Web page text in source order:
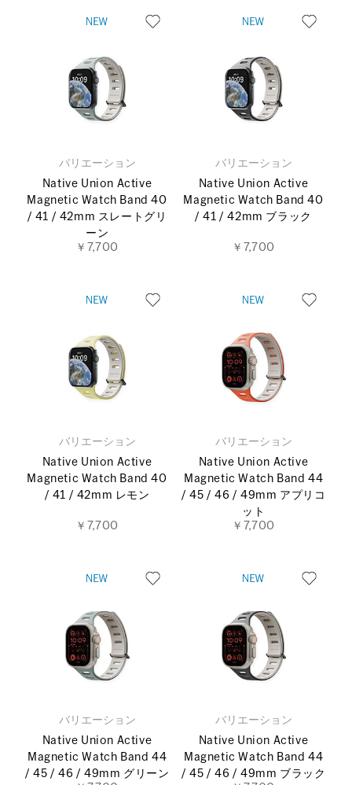
バリエーション
Native Union Active
Magnetic Watch Band 40
/ 41 / 42mm スレートグリ
ーン
￥7,700
バリエーション
Native Union Active
Magnetic Watch Band 40
/ 41 / 42mm ブラック
￥7,700
バリエーション
Native Union Active
Magnetic Watch Band 40
/ 41 / 42mm レモン
￥7,700
バリエーション
Native Union Active
Magnetic Watch Band 44
/ 45 / 46 / 49mm アプリコ
ット
￥7,700
バリエーション
Native Union Active
Magnetic Watch Band 44
/ 45 / 46 / 49mm グリーン
バリエーション
Native Union Active
Magnetic Watch Band 44
/ 45 / 46 / 49mm ブラック